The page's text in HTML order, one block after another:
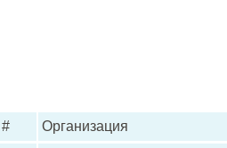
# Организация